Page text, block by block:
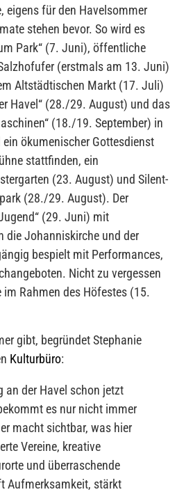
eigens für den Havelsommer
stehen bevor. So wird es
Park“ (7. Juni), öffentliche
(erstmals am 13. Juni)
Altstädtischen Markt (17. Juli)
Havel“ (28./29. August) und das
(18./19. September) in
ökumenischer Gottesdienst
stattfinden, ein
(23. August) und Silent-
(28./29. August). Der
(29. Juni) mit
die Johanniskirche und der
bespielt mit Performances,
Nicht zu vergessen
Rahmen des Höfestes (15.
gibt, begründet Stephanie
Kulturbüro:
an der Havel schon jetzt
es nur nicht immer
macht sichtbar, was hier
Vereine, kreative
und überraschende
Aufmerksamkeit, stärkt